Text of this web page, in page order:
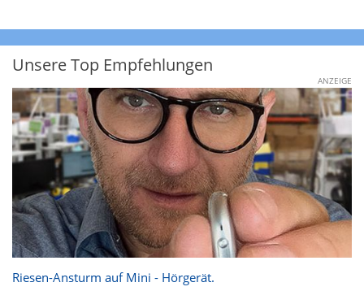
Unsere Top Empfehlungen
ANZEIGE
Riesen-Ansturm auf Mini - Hörgerät.